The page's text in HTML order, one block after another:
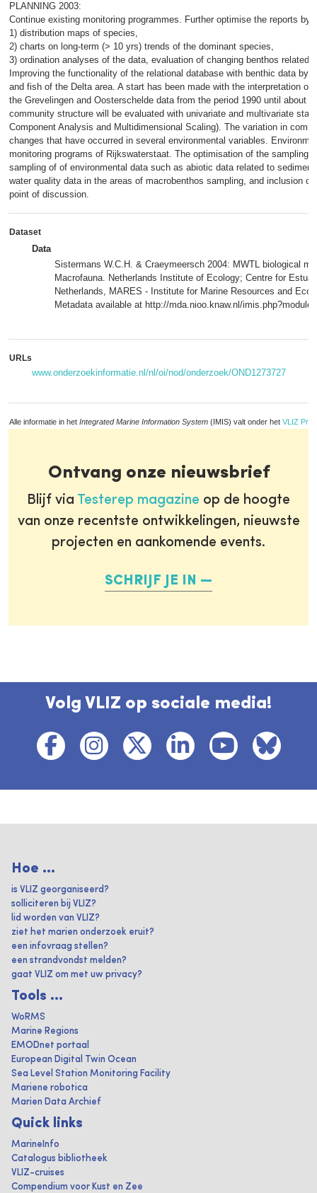
PLANNING 2003:
Continue existing monitoring programmes. Further optimise the reports by
1) distribution maps of species,
2) charts on long-term (> 10 yrs) trends of the dominant species,
3) ordination analyses of the data, evaluation of changing benthos related
Improving the functionality of the relational database with benthic data by
and fish of the Delta area. A start has been made with the interpretation of
the Grevelingen and Oosterschelde data from the period 1990 until about
community structure will be evaluated with univariate and multivariate
Component Analysis and Multidimensional Scaling). The variation in
changes that have occurred in several environmental variables.
monitoring programs of Rijkswaterstaat. The optimisation of the sampling
sampling of of environmental data such as abiotic data related to
water quality data in the areas of macrobenthos sampling, and inclusion
point of discussion.
Dataset
Data
Sistermans W.C.H. & Craeymeersch 2004: MWTL biological
Macrofauna. Netherlands Institute of Ecology; Centre for
Netherlands, MARES - Institute for Marine Resources and
Metadata available at http://mda.nioo.knaw.nl/
URLs
www.onderzoekinformatie.nl/nl/oi/nod/onderzoek/OND1273727
Alle informatie in het Integrated Marine Information System (IMIS) valt onder het VLIZ
Ontvang onze nieuwsbrief
Blijf via Testerep magazine op de hoogte
van onze recentste ontwikkelingen, nieuwste
projecten en aankomende events.
SCHRIJF JE IN
Volg VLIZ op sociale media!
Hoe ...
is VLIZ georganiseerd?
solliciteren bij VLIZ?
lid worden van VLIZ?
ziet het marien onderzoek eruit?
een infovraag stellen?
een strandvondst melden?
gaat VLIZ om met uw privacy?
Tools ...
WoRMS
Marine Regions
EMODnet portaal
European Digital Twin Ocean
Sea Level Station Monitoring Facility
Mariene robotica
Marien Data Archief
Quick links
MarineInfo
Catalogus bibliotheek
VLIZ-cruises
Compendium voor Kust en Zee